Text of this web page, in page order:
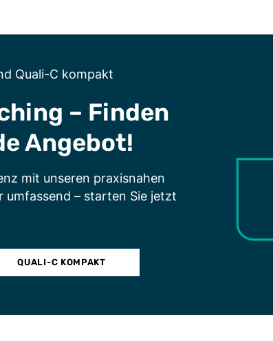
Quali-C kompakt
– Finden
Angebot!
mit unseren praxisnahen
umfassend – starten Sie jetzt
QUALI-C KOMPAKT